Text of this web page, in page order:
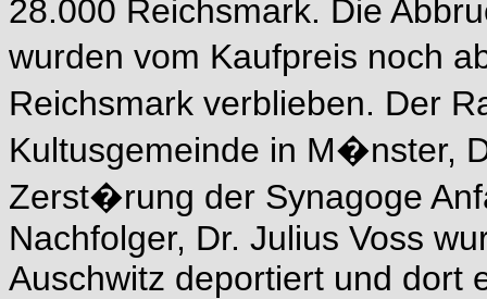
28.000 Reichsmark. Die
wurden vom Kaufpreis noch
Reichsmark verblieben. Der
Kultusgemeinde in M�nster,
Zerst�rung der Synagoge
Nachfolger, Dr. Julius Voss
Auschwitz deportiert und dort